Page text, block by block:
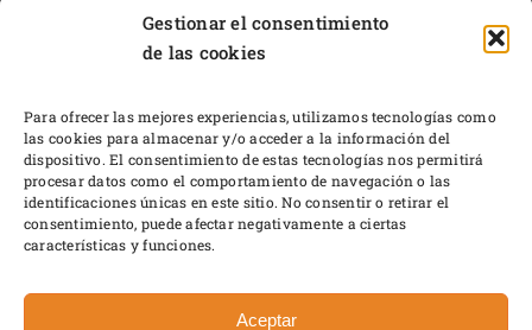
Gestionar el consentimiento
de las cookies
Para ofrecer las mejores experiencias, utilizamos tecnologías como
las cookies para almacenar y/o acceder a la información del
dispositivo. El consentimiento de estas tecnologías nos permitirá
procesar datos como el comportamiento de navegación o las
identificaciones únicas en este sitio. No consentir o retirar el
consentimiento, puede afectar negativamente a ciertas
características y funciones.
Aceptar